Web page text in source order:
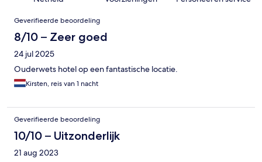
Beoordelingen
Geverifieerde beoordeling
8/10 – Zeer goed
24 jul 2025
Ouderwets hotel op een fantastische locatie.
Kirsten, reis van 1 nacht
Geverifieerde beoordeling
10/10 – Uitzonderlijk
21 aug 2023